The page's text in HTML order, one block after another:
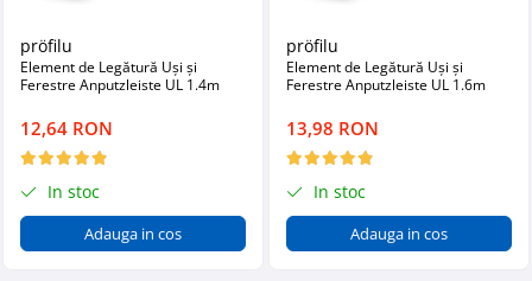
pröfilu
Element de Legătură Uși și
Ferestre Anputzleiste UL 1.4m
12,64 RON
In stoc
Adauga in cos
pröfilu
Element de Legătură Uși și
Ferestre Anputzleiste UL 1.6m
13,98 RON
In stoc
Adauga in cos